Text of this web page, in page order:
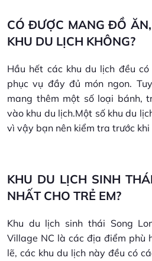
CÓ ĐƯỢC MANG ĐỒ
KHU DU LỊCH KHÔNG?
Hầu hết các khu du lịch đều
phục vụ đầy đủ món ngon.
mang thêm một số loại bánh,
vào khu du lịch.Một số khu du
vì vậy bạn nên kiểm tra trước khi
KHU DU LỊCH SINH
NHẤT CHO TRẺ EM?
Khu du lịch sinh thái Song
Village NC là các địa điểm phù
lẽ, các khu du lịch này đều có